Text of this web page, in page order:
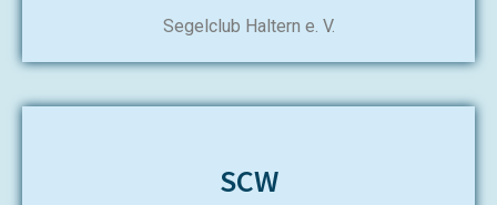
Segelclub Haltern e. V.
SCW